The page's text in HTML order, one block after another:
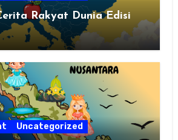
Rakyat Dunia Edisi
Uncategorized